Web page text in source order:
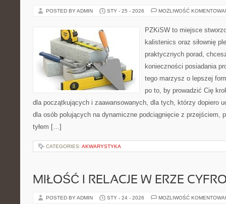
POSTED BY ADMIN STY - 25 - 2026 MOŻLIWOŚĆ
PZKiSW to miejsce
kalistenics oraz siłownię
praktycznych porad,
konieczności posiadania
tego marzysz o lepszej
po to, by prowadzić Cię
dla początkujących i zaawansowanych, dla tych, którzy dopiero
dla osób polujących na dynamiczne podciągnięcie z przejściem,
tyłem […]
CATEGORIES: AKWARYSTYKA
MIŁOŚĆ I RELACJE W ERZE
POSTED BY ADMIN STY - 24 - 2026 MOŻLIWOŚĆ